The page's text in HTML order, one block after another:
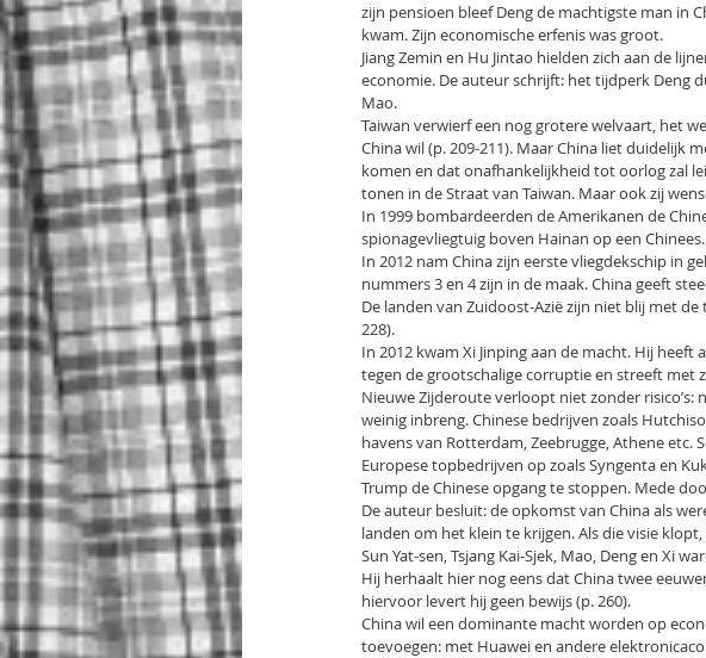
zijn pensioen bleef Deng de machtigste man in
kwam. Zijn economische erfenis was groot.
Jiang Zemin en Hu Jintao hielden zich aan de
economie. De auteur schrijft: het tijdperk Deng
Mao.
Taiwan verwierf een nog grotere welvaart, het
China wil (p. 209-211). Maar China liet duidelijk
komen en dat onafhankelijkheid tot oorlog zal
tonen in de Straat van Taiwan. Maar ook zij
In 1999 bombardeerden de Amerikanen de
spionagevliegtuig boven Hainan op een
In 2012 nam China zijn eerste vliegdekschip in
nummers 3 en 4 zijn in de maak. China geeft
De landen van Zuidoost-Azië zijn niet blij met
228).
In 2012 kwam Xi Jinping aan de macht. Hij
tegen de grootschalige corruptie en streeft met
Nieuwe Zijderoute verloopt niet zonder
weinig inbreng. Chinese bedrijven zoals
havens van Rotterdam, Zeebrugge, Athene etc.
Europese topbedrijven op zoals Syngenta en
Trump de Chinese opgang te stoppen. Mede
De auteur besluit: de opkomst van China als
landen om het klein te krijgen. Als die visie
Sun Yat-sen, Tsjang Kai-Sjek, Mao, Deng en Xi
Hij herhaalt hier nog eens dat China twee
hiervoor levert hij geen bewijs (p. 260).
China wil een dominante macht worden op
toevoegen: met Huawei en andere